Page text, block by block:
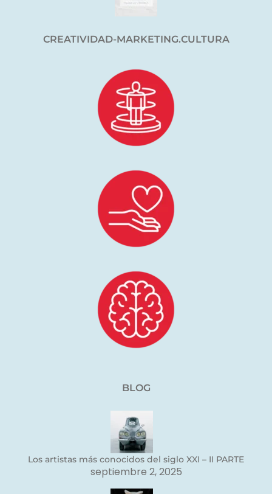
CREATIVIDAD-MARKETING.CULTURA
BLOG
Los artistas más conocidos del siglo XXI – II PARTE
septiembre 2, 2025